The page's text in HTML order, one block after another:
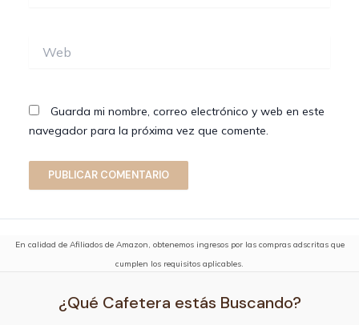
Guarda mi nombre, correo electrónico y web en este
navegador para la próxima vez que comente.
En calidad de Afiliados de Amazon, obtenemos ingresos por las compras adscritas que
cumplen los requisitos aplicables.
¿Qué Cafetera estás Buscando?